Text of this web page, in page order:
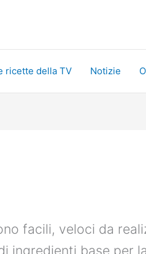
ricette della TV Notizie
facili, veloci da
ingredienti base per